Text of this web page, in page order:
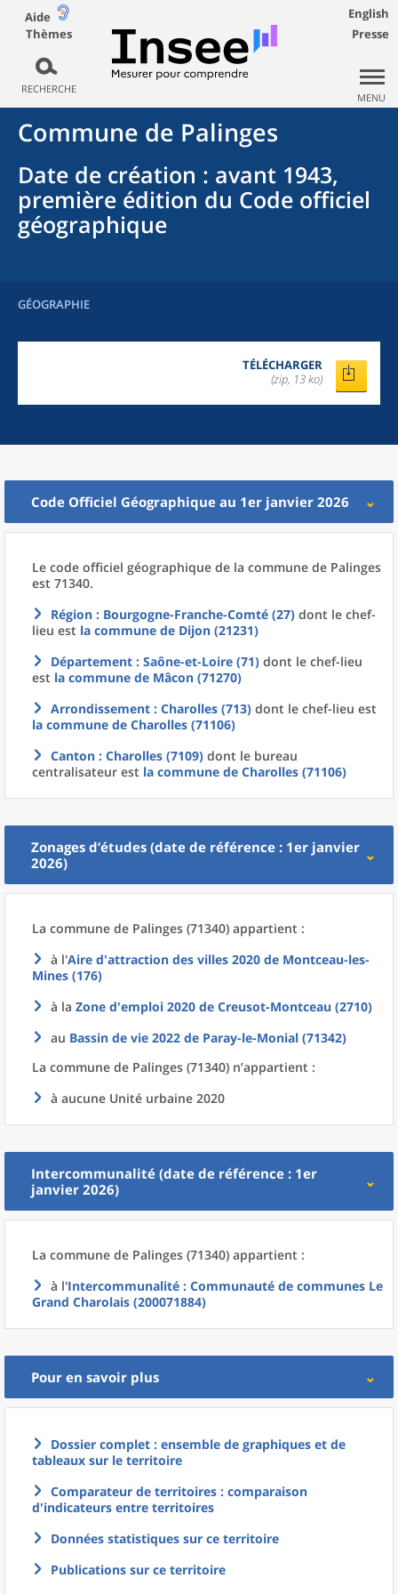
Aide
Thèmes
RECHERCHE
English
Presse
MENU
Commune de Palinges
Date de création : avant 1943,
première édition du Code officiel
géographique
GÉOGRAPHIE
TÉLÉCHARGER
(zip, 13 ko)
Code Officiel Géographique au 1er janvier 2026
Le code officiel géographique de la commune de Palinges
est 71340.
Région : Bourgogne-Franche-Comté (27) dont le chef-
lieu est la commune de Dijon (21231)
Département : Saône-et-Loire (71) dont le chef-lieu
est la commune de Mâcon (71270)
Arrondissement : Charolles (713) dont le chef-lieu est
la commune de Charolles (71106)
Canton : Charolles (7109) dont le bureau
centralisateur est la commune de Charolles (71106)
Zonages d’études (date de référence : 1er janvier
2026)
La commune de Palinges (71340) appartient :
à l'Aire d'attraction des villes 2020 de Montceau-les-
Mines (176)
à la Zone d'emploi 2020 de Creusot-Montceau (2710)
au Bassin de vie 2022 de Paray-le-Monial (71342)
La commune de Palinges (71340) n’appartient :
à aucune Unité urbaine 2020
Intercommunalité (date de référence : 1er
janvier 2026)
La commune de Palinges (71340) appartient :
à l'Intercommunalité : Communauté de communes Le
Grand Charolais (200071884)
Pour en savoir plus
Dossier complet : ensemble de graphiques et de
tableaux sur le territoire
Comparateur de territoires : comparaison
d'indicateurs entre territoires
Données statistiques sur ce territoire
Publications sur ce territoire